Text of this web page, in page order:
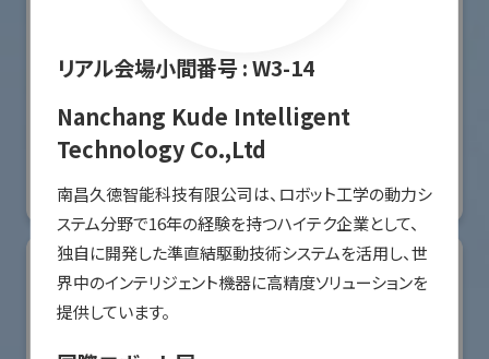
リアル会場小間番号 :W3-14
Nanchang Kude Intelligent
Technology Co.,Ltd
南昌久徳智能科技有限公司は、ロボット工学の動力シ
ステム分野で16年の経験を持つハイテク企業として、
独自に開発した準直結駆動技術システムを活用し、世
界中のインテリジェント機器に高精度ソリューションを
提供しています。
国際ロボット展
#スマートプロダクションロボット
#要素技術
リアル会場小間番号 : W2-36